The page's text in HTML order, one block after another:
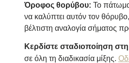
Όροφος θορύβου: Το
να καλύπτει αυτόν τον
βέλτιστη αναλογία σήματος
Κερδίστε σταδιοποίηση
σε όλη τη διαδικασία μίξης.